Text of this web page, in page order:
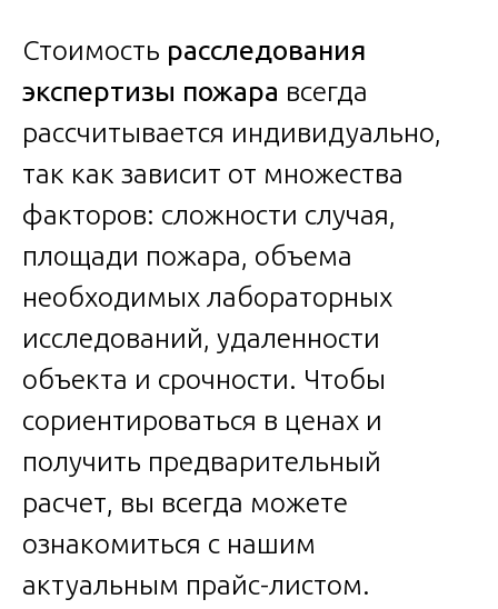
Стоимость расследования
экспертизы пожара всегда
рассчитывается индивидуально,
так как зависит от множества
факторов: сложности случая,
площади пожара, объема
необходимых лабораторных
исследований, удаленности
объекта и срочности. Чтобы
сориентироваться в ценах и
получить предварительный
расчет, вы всегда можете
ознакомиться с нашим
актуальным прайс-листом.